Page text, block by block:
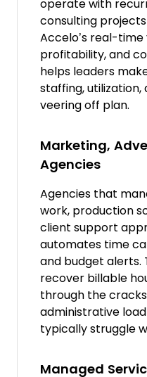
operate with
consulting
Accelo’s real-time
profitability, and
helps leaders
staffing,
veering off plan.
Marketing,
Agencies
Agencies that
work, production
client support
automates time
and budget alerts.
recover billable
through the
administrative
typically struggle
Managed